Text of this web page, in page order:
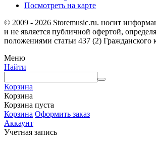
Посмотреть на карте
© 2009 - 2026 Storemusic.ru. носит
и не является публичной офертой,
положениями статьи 437 (2) Гражданского
Меню
Найти
Корзина
Корзина
Корзина пуста
Корзина Оформить заказ
Аккаунт
Учетная запись